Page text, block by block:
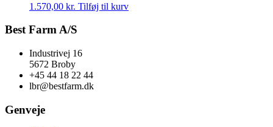
1.570,00 kr. Tilføj til kurv
Best Farm A/S
Industrivej 16
5672 Broby
+45 44 18 22 44
lbr@bestfarm.dk
Genveje